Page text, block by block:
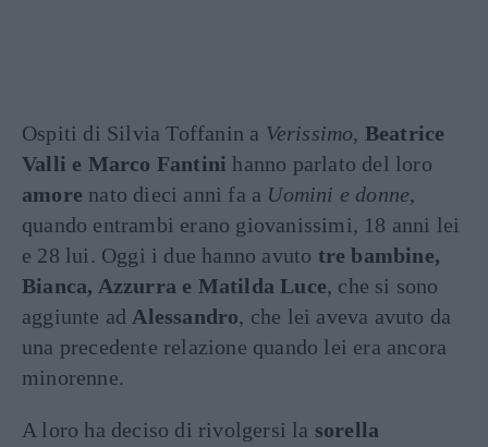
Ospiti di Silvia Toffanin a Verissimo, Beatrice
Valli e Marco Fantini hanno parlato del loro
amore nato dieci anni fa a Uomini e donne,
quando entrambi erano giovanissimi, 18 anni lei
e 28 lui. Oggi i due hanno avuto tre bambine,
Bianca, Azzurra e Matilda Luce, che si sono
aggiunte ad Alessandro, che lei aveva avuto da
una precedente relazione quando lei era ancora
minorenne.
A loro ha deciso di rivolgersi la sorella